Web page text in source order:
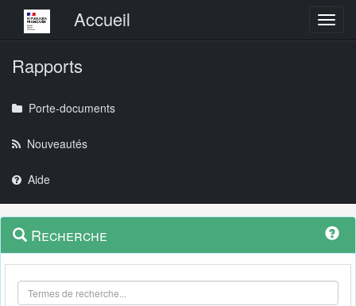
Menu principalAccueil
Rapports
Porte-documents
Nouveautés
Aide
Navigation
outils
Menu
contextuel
Recherche